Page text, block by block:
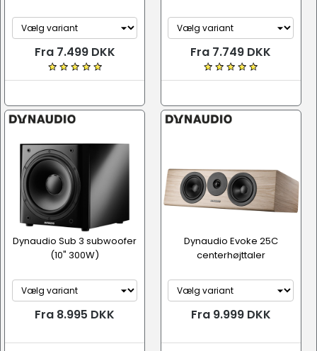
Fra 7.499 DKK Fra 7.749 DKK
Dynaudio Sub 3 subwoofer
(10" 300W)
Fra 8.995 DKK
Dynaudio Evoke 25C
centerhøjttaler
Fra 9.999 DKK